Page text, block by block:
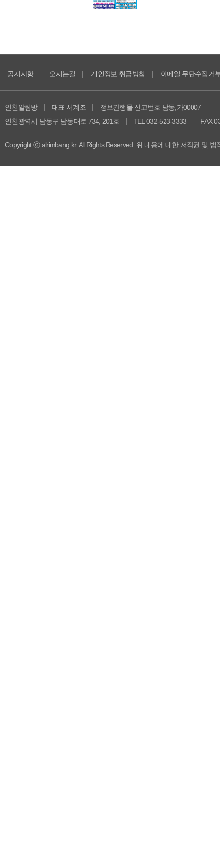
공지사항 오시는길 개인정보 취급방침 이메일 무단수집거
인천알림방 대표 서계조
정보간행물 신고번호 남동,가00007
인천광역시 남동구 남동대로 734, 201호
TEL 032-523-3333 FAX
Copyright ⓒ alrimbang.kr. All Rights Reserved. 위 내용에 대한 저작권 및